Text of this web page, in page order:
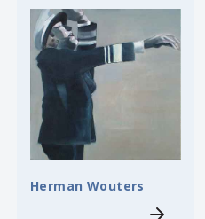
Herman Wouters